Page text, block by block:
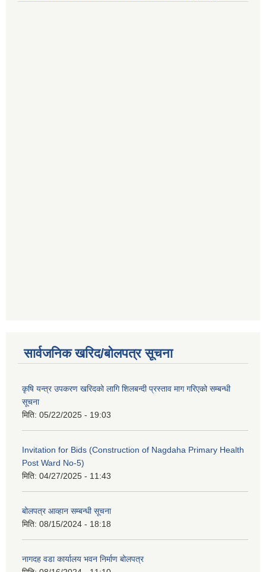
सार्वजनिक खरिद/बोलपत्र सूचना
कृषि यन्त्र उपकरण खरिदको लागि शिलबन्दी प्रस्ताव माग गरिएको सम्बन्धी
सूचना
मिति: 05/22/2025 - 19:03
Invitation for Bids (Construction of Nagdaha Primary Health
Post Ward No-5)
मिति: 04/27/2025 - 11:43
बोलपत्र आव्हान सम्बन्धी सूचना
मिति: 08/15/2024 - 18:18
नागदह वडा कार्यालय भवन निर्माण बोलपत्र